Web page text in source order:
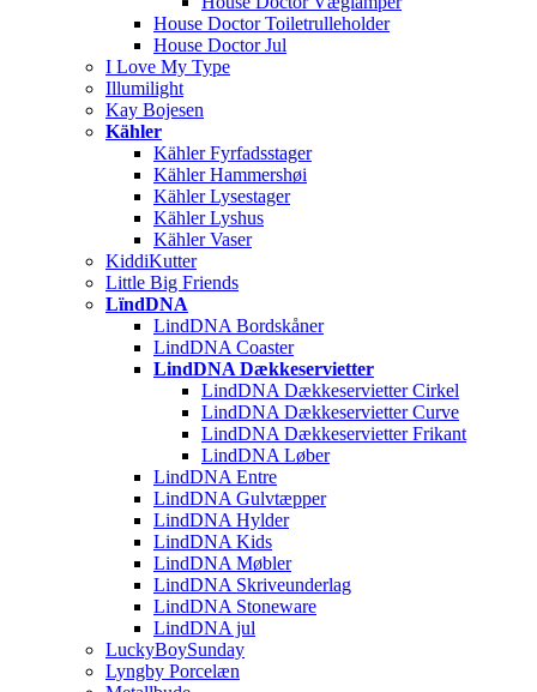
House Doctor Toiletrulleholder
House Doctor Jul
I Love My Type
Illumilight
Kay Bojesen
Kähler
Kähler Fyrfadsstager
Kähler Hammershøi
Kähler Lysestager
Kähler Lyshus
Kähler Vaser
KiddiKutter
Little Big Friends
LïndDNA
LindDNA Bordskåner
LindDNA Coaster
LindDNA Dækkeservietter
LindDNA Dækkeservietter Cirkel
LindDNA Dækkeservietter Curve
LindDNA Dækkeservietter Frikant
LindDNA Løber
LindDNA Entre
LindDNA Gulvtæpper
LindDNA Hylder
LindDNA Kids
LindDNA Møbler
LindDNA Skriveunderlag
LindDNA Stoneware
LindDNA jul
LuckyBoySunday
Lyngby Porcelæn